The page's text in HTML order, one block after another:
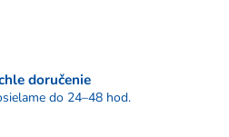
doručenie
do 24–48 hod.